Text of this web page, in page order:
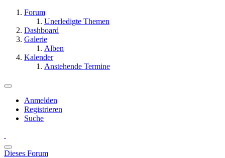
Forum
Unerledigte Themen
Dashboard
Galerie
Alben
Kalender
Anstehende Termine
Anmelden
Registrieren
Suche
Dieses Forum